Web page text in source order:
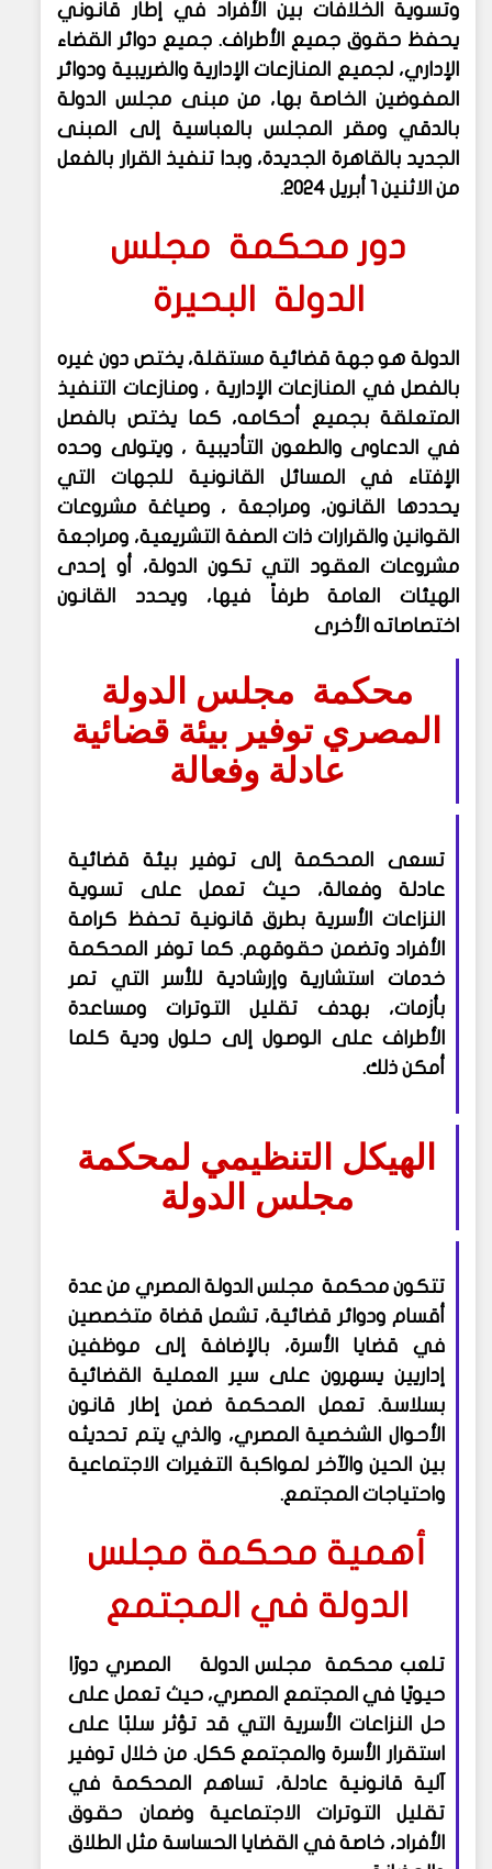
وتسوية الخلافات بين الأفراد في إطار قانوني
يحفظ حقوق جميع الأطراف. جميع دوائر القضاء
الإداري، لجميع المنازعات الإدارية والضريبية ودوائر
المفوضين الخاصة بها، من مبنى مجلس الدولة
بالدقي ومقر المجلس بالعباسية إلى المبنى
الجديد بالقاهرة الجديدة، وبدا تنفيذ القرار بالفعل
من الاثنين 1 أبريل 2024
.
دور محكمة مجلس
الدولة البحيرة
الدولة هو جهة قضائية مستقلة، يختص دون غيره
بالفصل في المنازعات الإدارية ، ومنازعات التنفيذ
المتعلقة بجميع أحكامه، كما يختص بالفصل
في الدعاوى والطعون التأديبية ، ويتولى وحده
الإفتاء في المسائل القانونية للجهات التي
يحددها القانون، ومراجعة ، وصياغة مشروعات
القوانين والقرارات ذات الصفة التشريعية، ومراجعة
مشروعات العقود التي تكون الدولة، أو إحدى
الهيئات العامة طرفاً فيها، ويحدد القانون
اختصاصاته الأخرى
محكمة مجلس الدولة
المصري توفير بيئة قضائية
عادلة وفعالة
تسعى المحكمة إلى توفير بيئة قضائية
عادلة وفعالة، حيث تعمل على تسوية
النزاعات الأسرية بطرق قانونية تحفظ كرامة
الأفراد وتضمن حقوقهم. كما توفر المحكمة
خدمات استشارية وإرشادية للأسر التي تمر
بأزمات، بهدف تقليل التوترات ومساعدة
الأطراف على الوصول إلى حلول ودية كلما
أمكن ذلك.
الهيكل التنظيمي لمحكمة
مجلس الدولة
تتكون محكمة مجلس الدولة المصري من عدة
أقسام ودوائر قضائية، تشمل قضاة متخصصين
في قضايا الأسرة، بالإضافة إلى موظفين
إداريين يسهرون على سير العملية القضائية
بسلاسة. تعمل المحكمة ضمن إطار قانون
الأحوال الشخصية المصري، والذي يتم تحديثه
بين الحين والآخر لمواكبة التغيرات الاجتماعية
واحتياجات المجتمع.
أهمية محكمة مجلس
الدولة في المجتمع
تلعب محكمة مجلس الدولة المصري دورًا
حيويًا في المجتمع المصري، حيث تعمل على
حل النزاعات الأسرية التي قد تؤثر سلبًا على
استقرار الأسرة والمجتمع ككل. من خلال توفير
آلية قانونية عادلة، تساهم المحكمة في
تقليل التوترات الاجتماعية وضمان حقوق
الأفراد، خاصة في القضايا الحساسة مثل الطلاق